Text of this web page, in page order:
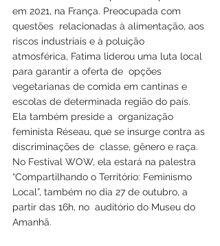
em 2021, na França. Preocupada com
questões  relacionadas à alimentação, aos
riscos industriais e à poluição
atmosférica, Fatima liderou uma luta local
para garantir a oferta de  opções
vegetarianas de comida em cantinas e
escolas de determinada região do país.
Ela também preside a  organização
feminista Réseau, que se insurge contra as
discriminações de  classe, gênero e raça.
No Festival WOW, ela estará na palestra
“Compartilhando o Território: Feminismo
Local”, também no dia 27 de outubro, a
partir das 16h, no  auditório do Museu do
Amanhã.